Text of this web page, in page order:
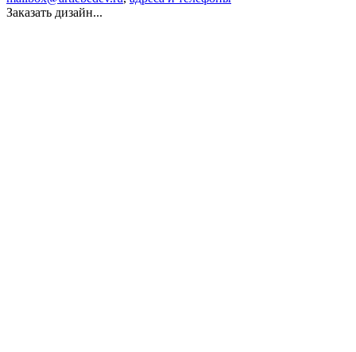
Заказать дизайн...